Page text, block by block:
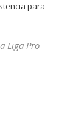
para
Liga Pro